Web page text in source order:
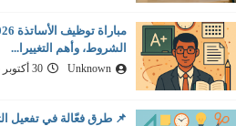
الشروط، وأهم التغييرا...
Unknown 30 أكتوبر 2025
📌 طرق فعّالة في تفعيل